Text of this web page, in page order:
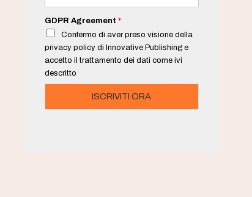
a
i
*
GDPR Agreement *
Confermo di aver preso visione della
privacy policy di Innovative Publishing e
accetto il trattamento dei dati come ivi
descritto
ISCRIVITI ORA